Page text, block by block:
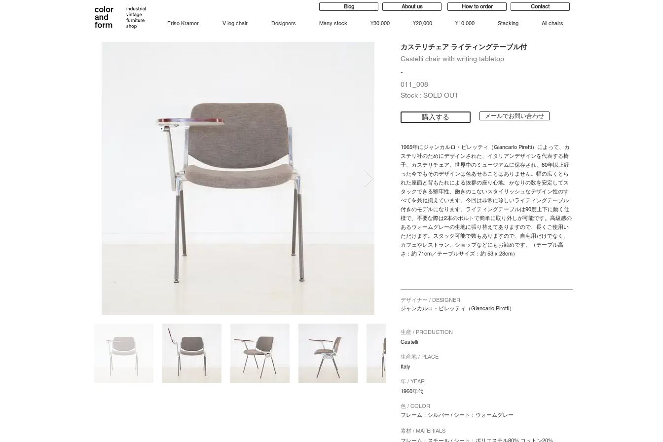
Friso Kramer V leg chair Designers Many stock ¥30,000 ¥20,000 ¥10,000 Stacking All chairs
Contact
How to order
About us
Blog
カステリチェア ライティングテーブル付
Castelli chair with writing tabletop
-
011_008
Stock : SOLD OUT
購入する メールでお問い合わせ
1965年にジャンカルロ・ピレッティ（Giancarlo Piretti）によって、カ
ステリ社のためにデザインされた、イタリアンデザインを代表する椅
子、カステリチェア。世界中のミュージアムに保存され、60年以上経
った今でもそのデザインは色あせることはありません。幅の広くとら
れた座面と背もたれによる抜群の座り心地、かなりの数を安定してス
タックできる堅牢性、飽きのこないスタイリッシュなデザイン性のす
べてを兼ね揃えています。今回は非常に珍しいライティングテーブル
付きのモデルになります。ライティングテーブルは90度上下に動く仕
様で、不要な際は2本のボルトで簡単に取り外しが可能です。高級感の
あるウォームグレーの生地に張り替えてありますので、長くご使用い
ただけます。スタック可能で数もありますので、自宅用だけでなく、
カフェやレストラン、ショップなどにもお勧めです。（テーブル高
さ：約 71cm／テーブルサイズ：約 53 x 28cm）
デザイナー / DESIGNER
ジャンカルロ・ピレッティ（Giancarlo Piretti）
生産 / PRODUCTION
Castelli
生産地 / PLACE
Italy
年 / YEAR
1960年代
色 / COLOR
フレーム：シルバー / シート：ウォームグレー
素材 / MATERIALS
フレーム：スチール / シート：ポリエステル80% コットン20%